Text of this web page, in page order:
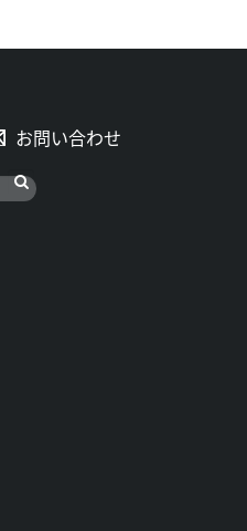
お問い合わせ